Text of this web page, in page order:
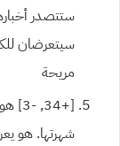
ستتصدر
سيتعرضان
مريحة
[+34,
-3]
شهرتها. هو